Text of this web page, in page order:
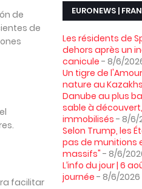
de
de
facilitar
EURONEWS |
Les résidents de
dehors après un
canicule - 8/6/
Un tigre de
nature au
Danube au plus
sable à
immobilisés - 8/6/
Selon Trump, les
pas de munitions
massifs" - 8/6/
L’info du jour | 6
journée - 8/6/2026